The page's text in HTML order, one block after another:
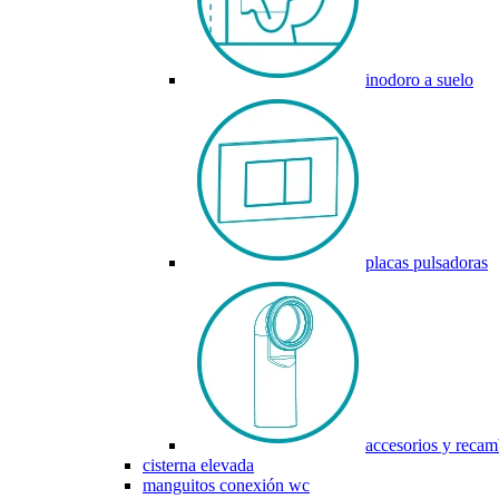
inodoro a suelo
placas pulsadoras
accesorios y
cisterna elevada
manguitos conexión wc